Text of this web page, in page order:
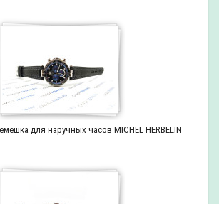
для наручных часов MICHEL HERBELIN